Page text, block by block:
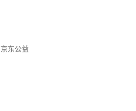
京东公益